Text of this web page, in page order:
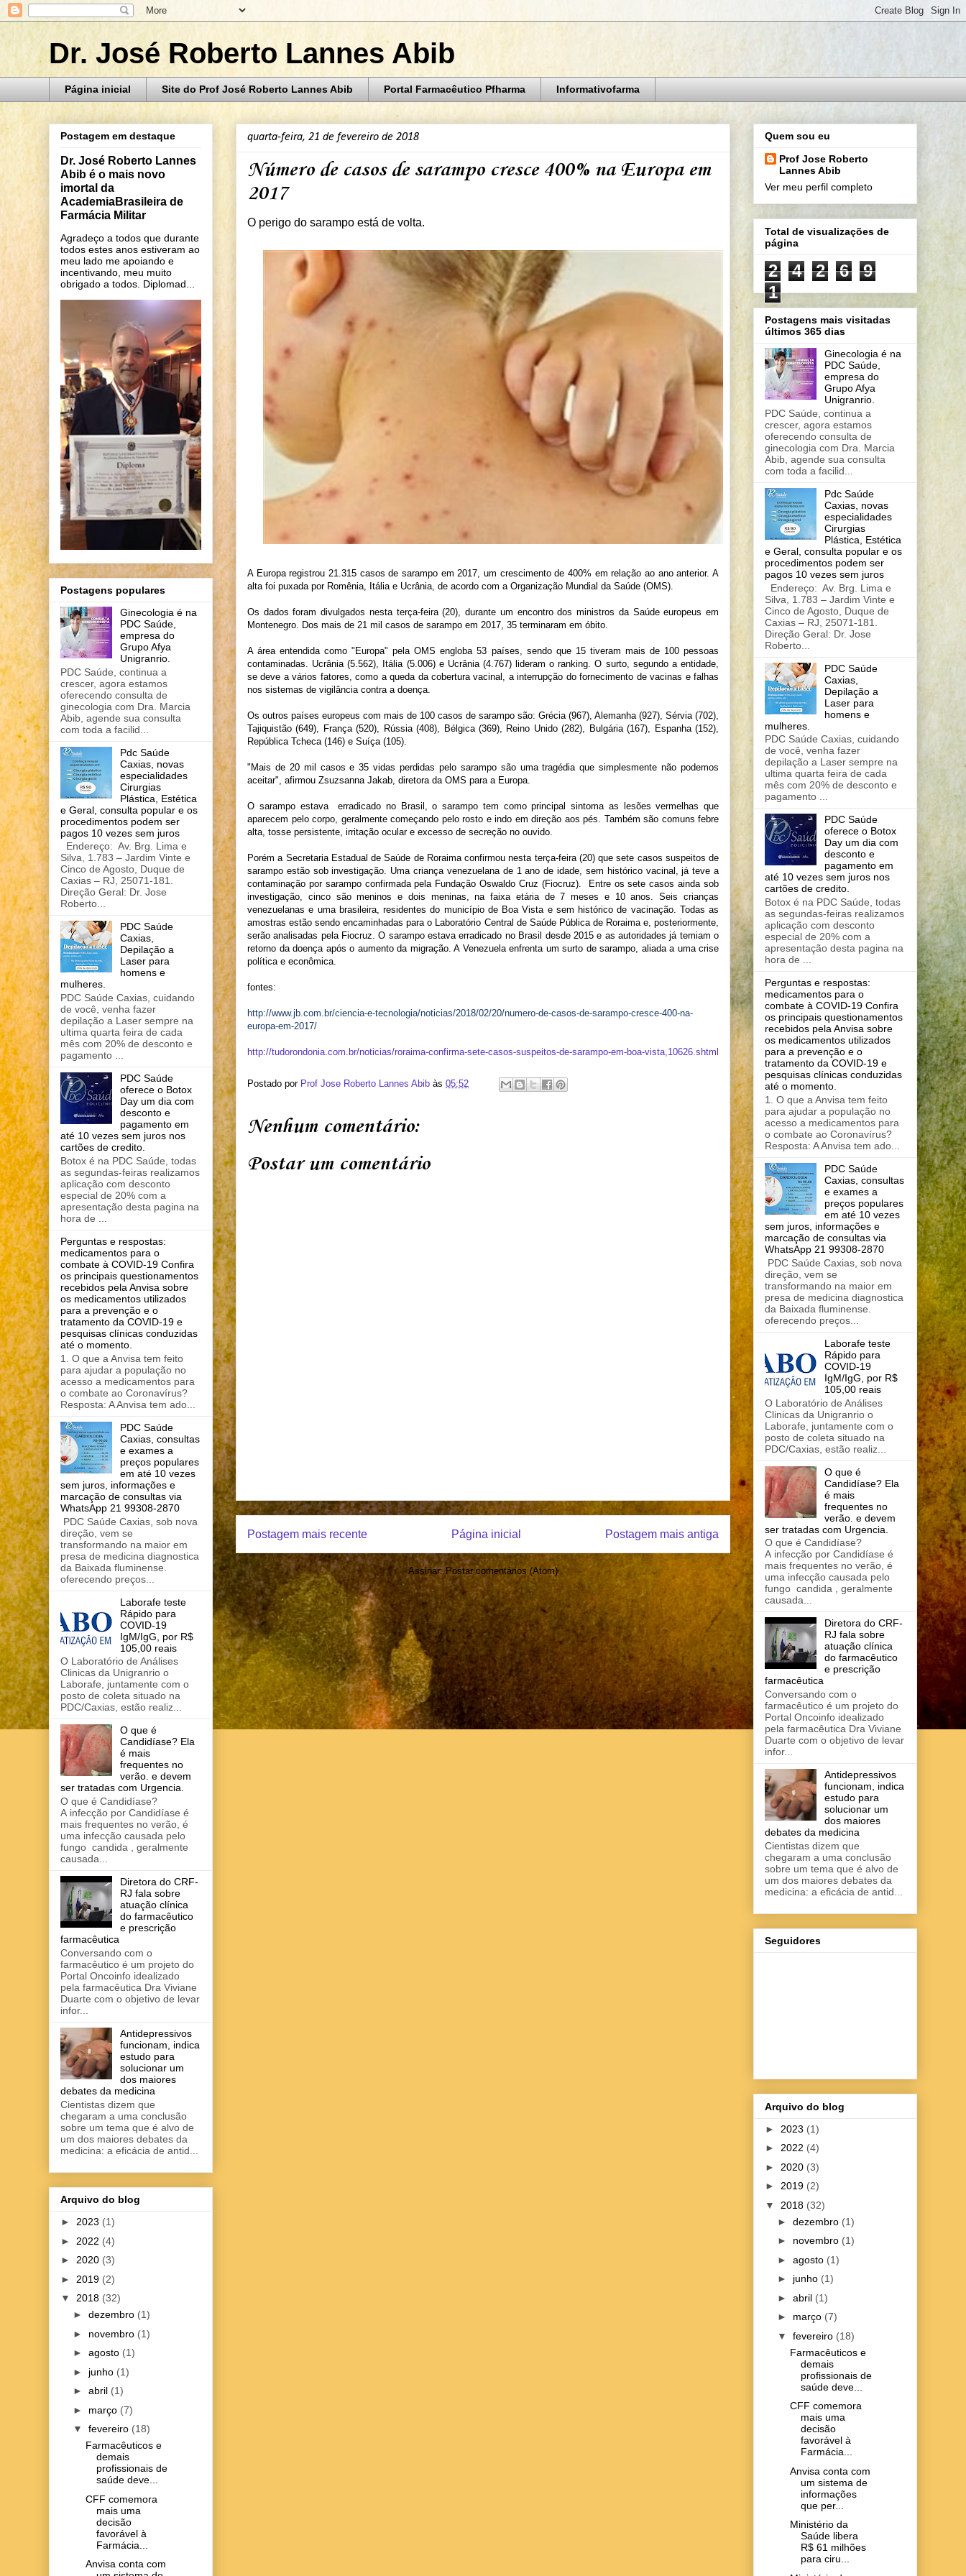
Dr. José Roberto Lannes Abib
Página inicial Site do Prof José Roberto Lannes Abib Portal Farmacêutico Pfharma Informativofarma
quarta-feira, 21 de fevereiro de 2018
Número de casos de sarampo cresce 400% na Europa em
2017
O perigo do sarampo está de volta.
A Europa registrou 21.315 casos de sarampo em 2017, um crescimento de 400% em relação ao ano anterior. A
alta foi puxada por Romênia, Itália e Ucrânia, de acordo com a Organização Mundial da Saúde (OMS).
Os dados foram divulgados nesta terça-feira (20), durante um encontro dos ministros da Saúde europeus em
Montenegro. Dos mais de 21 mil casos de sarampo em 2017, 35 terminaram em óbito.
A área entendida como "Europa" pela OMS engloba 53 países, sendo que 15 tiveram mais de 100 pessoas
contaminadas. Ucrânia (5.562), Itália (5.006) e Ucrânia (4.767) lideram o ranking. O surto, segundo a entidade,
se deve a vários fatores, como a queda da cobertura vacinal, a interrupção do fornecimento de vacinas e falhas
nos sistemas de vigilância contra a doença.
Os outros países europeus com mais de 100 casos de sarampo são: Grécia (967), Alemanha (927), Sérvia (702),
Tajiquistão (649), França (520), Rússia (408), Bélgica (369), Reino Unido (282), Bulgária (167), Espanha (152),
República Tcheca (146) e Suíça (105).
"Mais de 20 mil casos e 35 vidas perdidas pelo sarampo são uma tragédia que simplesmente não podemos
aceitar", afirmou Zsuzsanna Jakab, diretora da OMS para a Europa.
O sarampo estava erradicado no Brasil, o sarampo tem como principal sintoma as lesões vermelhas que
aparecem pelo corpo, geralmente começando pelo rosto e indo em direção aos pés. Também são comuns febre
alta, tosse persistente, irritação ocular e excesso de secreção no ouvido.
Porém a Secretaria Estadual de Saúde de Roraima confirmou nesta terça-feira (20) que sete casos suspeitos de
sarampo estão sob investigação. Uma criança venezuelana de 1 ano de idade, sem histórico vacinal, já teve a
contaminação por sarampo confirmada pela Fundação Oswaldo Cruz (Fiocruz). Entre os sete casos ainda sob
investigação, cinco são meninos e dois meninas, na faixa etária de 7 meses e 10 anos. Seis crianças
venezuelanas e uma brasileira, residentes do município de Boa Vista e sem histórico de vacinação. Todas as
amostras estão sendo encaminhadas para o Laboratório Central de Saúde Pública de Roraima e, posteriormente,
serão analisadas pela Fiocruz. O sarampo estava erradicado no Brasil desde 2015 e as autoridades já temiam o
retorno da doença após o aumento da migração. A Venezuela enfrenta um surto de sarampo, aliada a uma crise
política e econômica.
fontes:
http://www.jb.com.br/ciencia-e-tecnologia/noticias/2018/02/20/numero-de-casos-de-sarampo-cresce-400-na-
europa-em-2017/
http://tudorondonia.com.br/noticias/roraima-confirma-sete-casos-suspeitos-de-sarampo-em-boa-vista,10626.shtml
Postado por Prof Jose Roberto Lannes Abib às 05:52
Nenhum comentário:
Postar um comentário
Postagem mais recente Postagem mais antiga
Página inicial
Assinar: Postar comentários (Atom)
Postagem em destaque
Dr. José Roberto Lannes
Abib é o mais novo
imortal da
AcademiaBrasileira de
Farmácia Militar
Agradeço a todos que durante
todos estes anos estiveram ao
meu lado me apoiando e
incentivando, meu muito
obrigado a todos. Diplomad...
Postagens populares
Ginecologia é na
PDC Saúde,
empresa do
Grupo Afya
Unigranrio.
PDC Saúde, continua a
crescer, agora estamos
oferecendo consulta de
ginecologia com Dra. Marcia
Abib, agende sua consulta
com toda a facilid...
Pdc Saúde
Caxias, novas
especialidades
Cirurgias
Plástica, Estética
e Geral, consulta popular e os
procedimentos podem ser
pagos 10 vezes sem juros
Endereço: Av. Brg. Lima e
Silva, 1.783 – Jardim Vinte e
Cinco de Agosto, Duque de
Caxias – RJ, 25071-181.
Direção Geral: Dr. Jose
Roberto...
PDC Saúde
Caxias,
Depilação a
Laser para
homens e
mulheres.
PDC Saúde Caxias, cuidando
de você, venha fazer
depilação a Laser sempre na
ultima quarta feira de cada
mês com 20% de desconto e
pagamento ...
PDC Saúde
oferece o Botox
Day um dia com
desconto e
pagamento em
até 10 vezes sem juros nos
cartões de credito.
Botox é na PDC Saúde, todas
as segundas-feiras realizamos
aplicação com desconto
especial de 20% com a
apresentação desta pagina na
hora de ...
Perguntas e respostas:
medicamentos para o
combate à COVID-19 Confira
os principais questionamentos
recebidos pela Anvisa sobre
os medicamentos utilizados
para a prevenção e o
tratamento da COVID-19 e
pesquisas clínicas conduzidas
até o momento.
1. O que a Anvisa tem feito
para ajudar a população no
acesso a medicamentos para
o combate ao Coronavírus?
Resposta: A Anvisa tem ado...
PDC Saúde
Caxias, consultas
e exames a
preços populares
em até 10 vezes
sem juros, informações e
marcação de consultas via
WhatsApp 21 99308-2870
PDC Saúde Caxias, sob nova
direção, vem se
transformando na maior em
presa de medicina diagnostica
da Baixada fluminense.
oferecendo preços...
Laborafe teste
Rápido para
COVID-19
IgM/IgG, por R$
105,00 reais
O Laboratório de Análises
Clinicas da Unigranrio o
Laborafe, juntamente com o
posto de coleta situado na
PDC/Caxias, estão realiz...
O que é
Candidíase? Ela
é mais
frequentes no
verão. e devem
ser tratadas com Urgencia.
O que é Candidíase?
A infecção por Candidíase é
mais frequentes no verão, é
uma infecção causada pelo
fungo candida , geralmente
causada...
Diretora do CRF-
RJ fala sobre
atuação clínica
do farmacêutico
e prescrição
farmacêutica
Conversando com o
farmacêutico é um projeto do
Portal Oncoinfo idealizado
pela farmacêutica Dra Viviane
Duarte com o objetivo de levar
infor...
Antidepressivos
funcionam, indica
estudo para
solucionar um
dos maiores
debates da medicina
Cientistas dizem que
chegaram a uma conclusão
sobre um tema que é alvo de
um dos maiores debates da
medicina: a eficácia de antid...
Arquivo do blog
► 2023 (1)
► 2022 (4)
► 2020 (3)
► 2019 (2)
▼ 2018 (32)
► dezembro (1)
► novembro (1)
► agosto (1)
► junho (1)
► abril (1)
► março (7)
▼ fevereiro (18)
Farmacêuticos e
demais
profissionais de
saúde deve...
CFF comemora
mais uma
decisão
favorável à
Farmácia...
Anvisa conta com
Quem sou eu
Prof Jose Roberto
Lannes Abib
Ver meu perfil completo
Total de visualizações de
página
2 4 2 6
9
1
Postagens mais visitadas
últimos 365 dias
Ginecologia é na
PDC Saúde,
empresa do
Grupo Afya
Unigranrio.
PDC Saúde, continua a
crescer, agora estamos
oferecendo consulta de
ginecologia com Dra. Marcia
Abib, agende sua consulta
com toda a facilid...
Pdc Saúde
Caxias, novas
especialidades
Cirurgias
Plástica, Estética
e Geral, consulta popular e os
procedimentos podem ser
pagos 10 vezes sem juros
Endereço: Av. Brg. Lima e
Silva, 1.783 – Jardim Vinte e
Cinco de Agosto, Duque de
Caxias – RJ, 25071-181.
Direção Geral: Dr. Jose
Roberto...
PDC Saúde
Caxias,
Depilação a
Laser para
homens e
mulheres.
PDC Saúde Caxias, cuidando
de você, venha fazer
depilação a Laser sempre na
ultima quarta feira de cada
mês com 20% de desconto e
pagamento ...
PDC Saúde
oferece o Botox
Day um dia com
desconto e
pagamento em
até 10 vezes sem juros nos
cartões de credito.
Botox é na PDC Saúde, todas
as segundas-feiras realizamos
aplicação com desconto
especial de 20% com a
apresentação desta pagina na
hora de ...
Perguntas e respostas:
medicamentos para o
combate à COVID-19 Confira
os principais questionamentos
recebidos pela Anvisa sobre
os medicamentos utilizados
para a prevenção e o
tratamento da COVID-19 e
pesquisas clínicas conduzidas
até o momento.
1. O que a Anvisa tem feito
para ajudar a população no
acesso a medicamentos para
o combate ao Coronavírus?
Resposta: A Anvisa tem ado...
PDC Saúde
Caxias, consultas
e exames a
preços populares
em até 10 vezes
sem juros, informações e
marcação de consultas via
WhatsApp 21 99308-2870
PDC Saúde Caxias, sob nova
direção, vem se
transformando na maior em
presa de medicina diagnostica
da Baixada fluminense.
oferecendo preços...
Laborafe teste
Rápido para
COVID-19
IgM/IgG, por R$
105,00 reais
O Laboratório de Análises
Clinicas da Unigranrio o
Laborafe, juntamente com o
posto de coleta situado na
PDC/Caxias, estão realiz...
O que é
Candidíase? Ela
é mais
frequentes no
verão. e devem
ser tratadas com Urgencia.
O que é Candidíase?
A infecção por Candidíase é
mais frequentes no verão, é
uma infecção causada pelo
fungo candida , geralmente
causada...
Diretora do CRF-
RJ fala sobre
atuação clínica
do farmacêutico
e prescrição
farmacêutica
Conversando com o
farmacêutico é um projeto do
Portal Oncoinfo idealizado
pela farmacêutica Dra Viviane
Duarte com o objetivo de levar
infor...
Antidepressivos
funcionam, indica
estudo para
solucionar um
dos maiores
debates da medicina
Cientistas dizem que
chegaram a uma conclusão
sobre um tema que é alvo de
um dos maiores debates da
medicina: a eficácia de antid...
Seguidores
Arquivo do blog
► 2023 (1)
► 2022 (4)
► 2020 (3)
► 2019 (2)
▼ 2018 (32)
► dezembro (1)
► novembro (1)
► agosto (1)
► junho (1)
► abril (1)
► março (7)
▼ fevereiro (18)
Farmacêuticos e
demais
profissionais de
saúde deve...
CFF comemora
mais uma
decisão
favorável à
Farmácia...
Anvisa conta com
um sistema de
informações
que per...
Ministério da
Saúde libera
R$ 61 milhões
para ciru...